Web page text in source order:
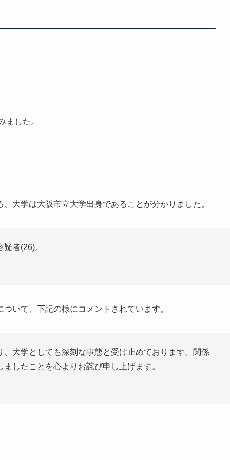
ました。
大学は大阪市立大学出身であることが分かりました。
者(26)。
いて、下記の様にコメントされています。
大学としても深刻な事態と受け止めております。関係
したことを心よりお詫び申し上げます。